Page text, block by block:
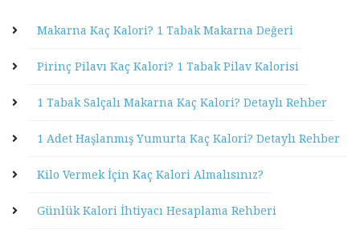
Makarna Kaç Kalori? 1 Tabak Makarna Değeri
Pirinç Pilavı Kaç Kalori? 1 Tabak Pilav Kalorisi
1 Tabak Salçalı Makarna Kaç Kalori? Detaylı Rehber
1 Adet Haşlanmış Yumurta Kaç Kalori? Detaylı Rehber
Kilo Vermek İçin Kaç Kalori Almalısınız?
Günlük Kalori İhtiyacı Hesaplama Rehberi